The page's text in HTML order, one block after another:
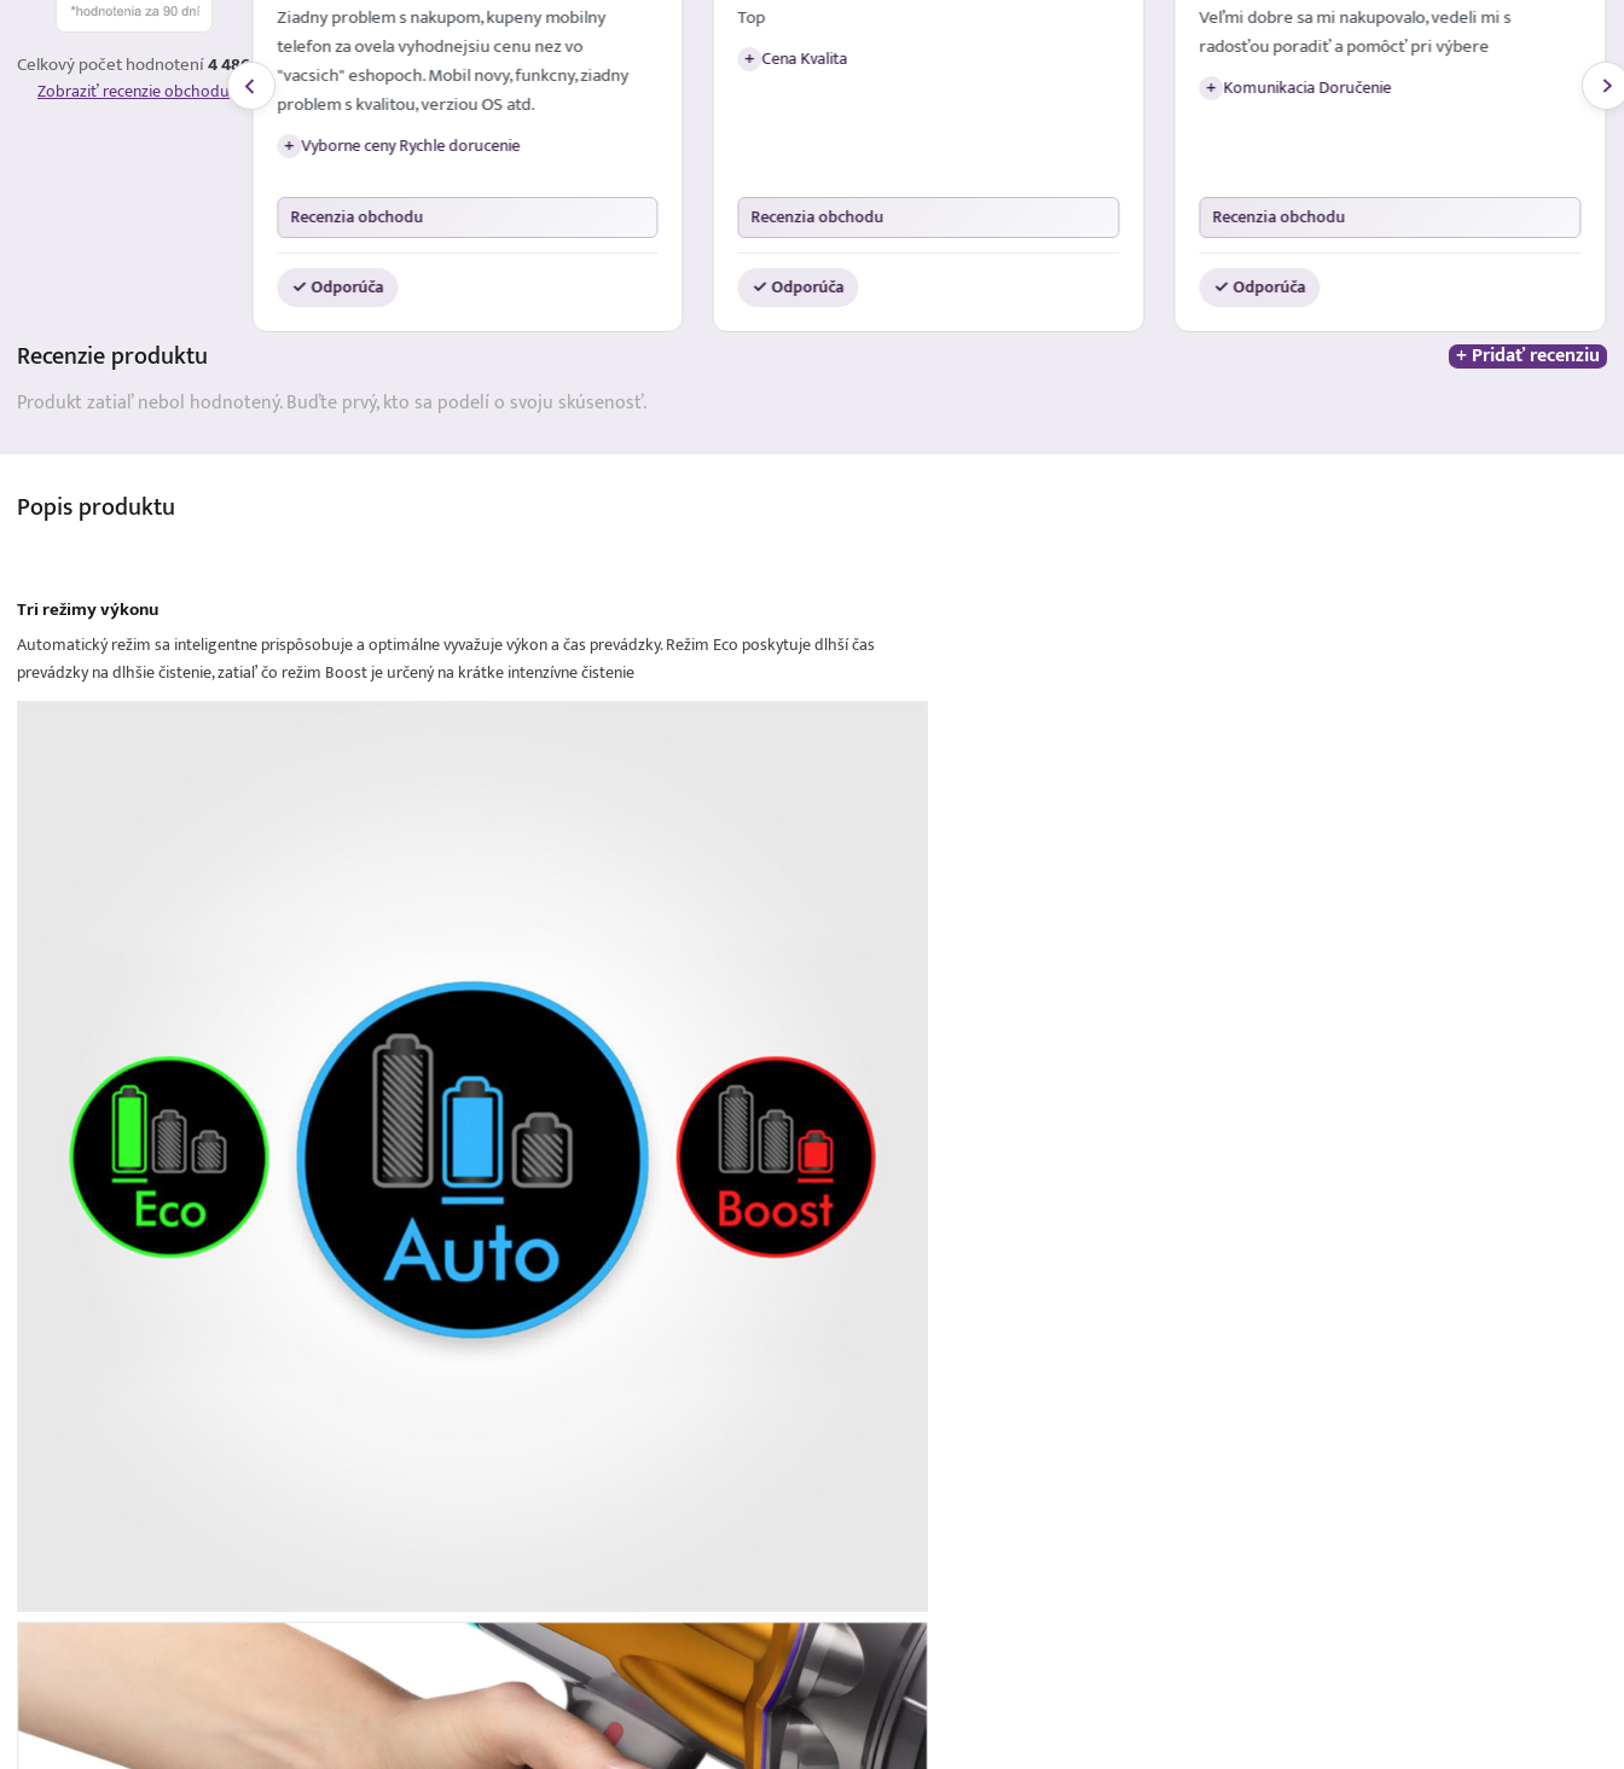
Celkový počet hodnotení4 486
Zobraziť recenzie obchodu
Spokojna
Ziadny problem s nakupom, kupeny mobilny
telefon za ovela vyhodnejsiu cenu nez vo
"vacsich" eshopoch. Mobil novy, funkcny, ziadny
problem s kvalitou, verziou OS atd.
+ Vyborne ceny Rychle dorucenie
Recenzia obchodu
✓ Odporúča
Top
+ Cena Kvalita
Recenzia obchodu
✓ Odporúča
Veľmi dobre sa mi nakupovalo, vedeli mi s
radosťou poradiť a pomôcť pri výbere
+ Komunikacia Doručenie
Recenzia obchodu
✓ Odporúča
Recenzieproduktu
+ Pridať recenziu
Produkt zatiaľ nebol hodnotený. Buďte prvý, kto sa podelí o svoju skúsenosť.
Popisproduktu
Tri režimy výkonu
Automatický režim sa inteligentne prispôsobuje a optimálne vyvažuje výkon a čas prevádzky. Režim Eco poskytuje dlhší čas
prevádzky na dlhšie čistenie, zatiaľ čo režim Boost je určený na krátke intenzívne čistenie